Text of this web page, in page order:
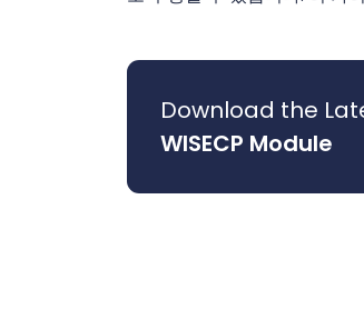
Download the
WISECP Module